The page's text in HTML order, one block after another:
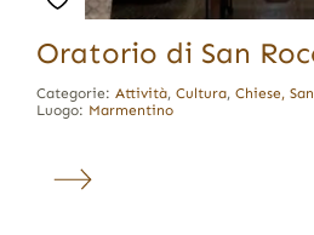
Oratorio di San
Categorie: Attività, Cultura, Chiese,
Luogo: Marmentino